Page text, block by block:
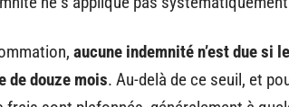
aucune indemnité n’est due si
de douze mois. Au-delà de ce seuil, et